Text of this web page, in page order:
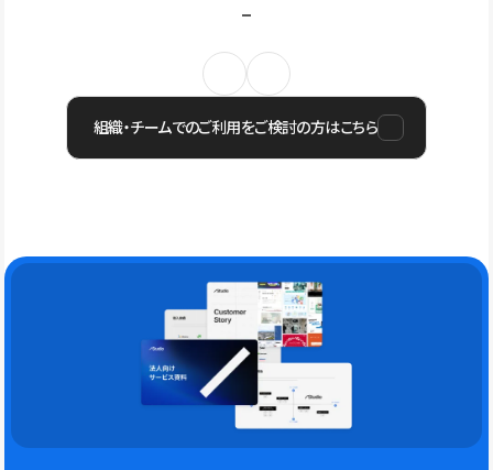
組織・チームでのご利用をご検討の方はこちら